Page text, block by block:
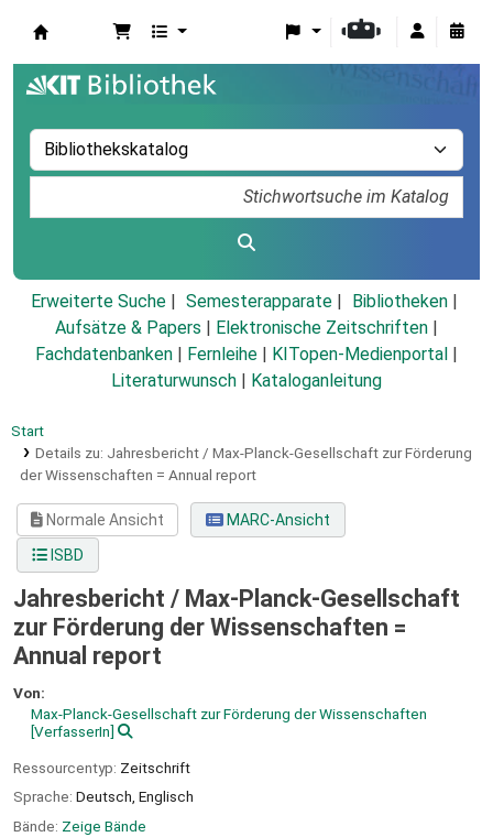
Erweiterte Suche Semesterapparate
Bibliotheken
Aufsätze & Papers
Elektronische Zeitschriften
Fachdatenbanken
Fernleihe KITopen-Medienportal
Literaturwunsch
Kataloganleitung
Start
Details zu: Jahresbericht / Max-Planck-Gesellschaft zur Förderung
der Wissenschaften = Annual report
Normale Ansicht
MARC-Ansicht
ISBD
Jahresbericht / Max-Planck-Gesellschaft
zur Förderung der Wissenschaften =
Annual report
Von:
Max-Planck-Gesellschaft zur Förderung der Wissenschaften
[VerfasserIn]
Ressourcentyp: Zeitschrift
Sprache: Deutsch, Englisch
Bände: Zeige Bände